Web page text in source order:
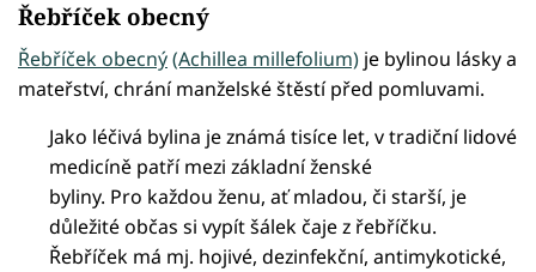
Řebříček obecný
Řebříček obecný(Achillea millefolium) je bylinou lásky a
mateřství, chrání manželské štěstí před pomluvami.
Jako léčivá bylina je známá tisíce let, v tradiční lidové
medicíně patří mezi základní ženské
byliny. Pro každou ženu, ať mladou, či starší, je
důležité občas si vypít šálek čaje z řebříčku.
Řebříček má mj. hojivé, dezinfekční, antimykotické,